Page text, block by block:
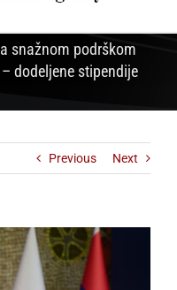
snažnom podrškom
dodeljene stipendije
Previous Next